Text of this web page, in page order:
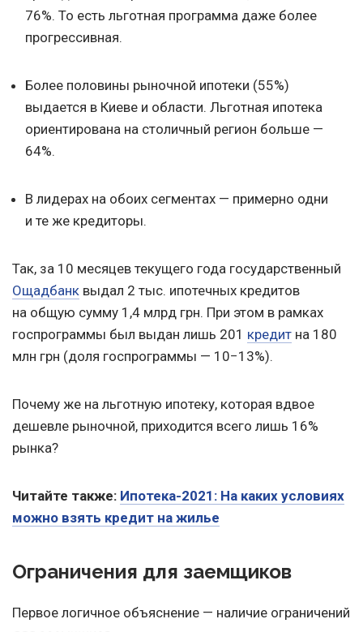
76%. То есть льготная программа даже более
прогрессивная.
Более половины рыночной ипотеки (55%)
выдается в Киеве и области. Льготная ипотека
ориентирована на столичный регион больше —
64%.
В лидерах на обоих сегментах — примерно одни
и те же кредиторы.
Так, за 10 месяцев текущего года государственный
Ощадбанк выдал 2 тыс. ипотечных кредитов
на общую сумму 1,4 млрд грн. При этом в рамках
госпрограммы был выдан лишь 201 кредит на 180
млн грн (доля госпрограммы — 10−13%).
Почему же на льготную ипотеку, которая вдвое
дешевле рыночной, приходится всего лишь 16%
рынка?
Читайте также: Ипотека-2021: На каких условиях
можно взять кредит на жилье
Ограничения для заемщиков
Первое логичное объяснение — наличие ограничений